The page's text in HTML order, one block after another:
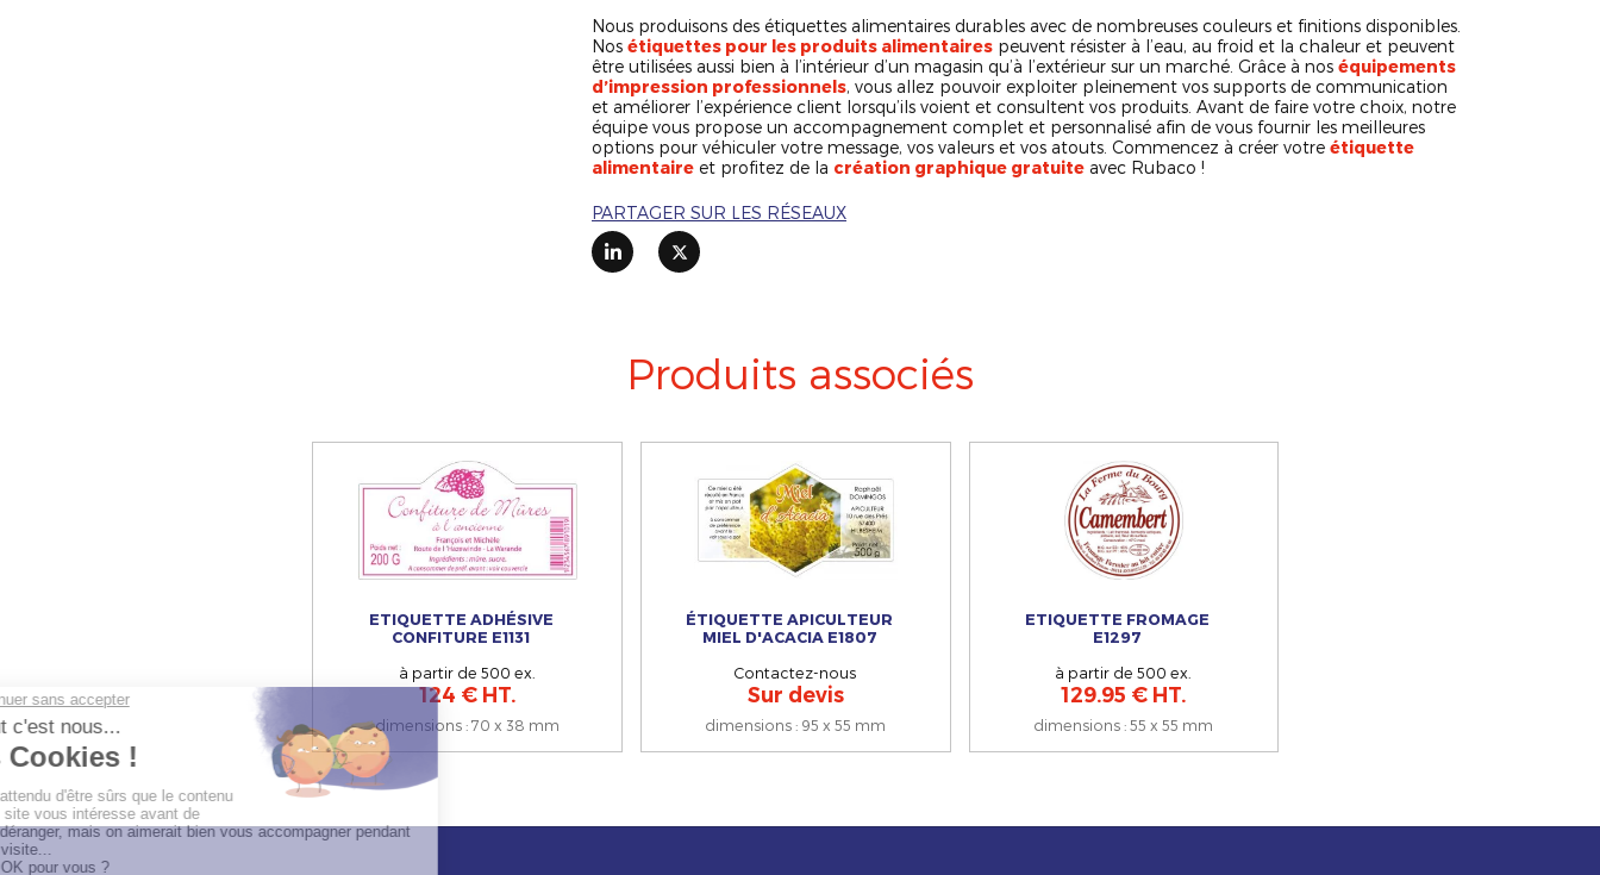
Nous produisons des étiquettes alimentaires durables avec de nombreuses couleurs et finitions disponibles.
Nos étiquettes pour les produits alimentaires peuvent résister à l’eau, au froid et la chaleur et peuvent
être utilisées aussi bien à l’intérieur d’un magasin qu’à l’extérieur sur un marché. Grâce à nos équipements
d’impression professionnels, vous allez pouvoir exploiter pleinement vos supports de communication
et améliorer l’expérience client lorsqu’ils voient et consultent vos produits. Avant de faire votre choix, notre
équipe vous propose un accompagnement complet et personnalisé afin de vous fournir les meilleures
options pour véhiculer votre message, vos valeurs et vos atouts. Commencez à créer votre étiquette
alimentaire et profitez de la création graphique gratuite avec Rubaco !
PARTAGER SUR LES RÉSEAUX
Produits associés
ETIQUETTE ADHÉSIVE
CONFITURE E1131
à partir de 500 ex.
124 € HT.
dimensions :70 x 38 mm
ÉTIQUETTE APICULTEUR
MIEL D'ACACIA E1807
Contactez-nous
Sur devis
dimensions : 95 x 55 mm
ETIQUETTE FROMAGE
E1297
à partir de 500 ex.
129.95 € HT.
dimensions : 55 x 55 mm